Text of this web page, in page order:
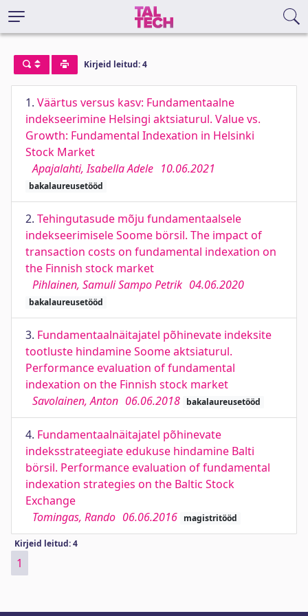
Kirjeid leitud: 4
1. Väärtus versus kasv: Fundamentaalne
indekseerimine Helsingi aktsiaturul. Value vs.
Growth: Fundamental Indexation in Helsinki
Stock Market
Apajalahti, Isabella Adele 10.06.2021
bakalaureusetööd
2. Tehingutasude mõju fundamentaalsele
indekseerimisele Soome börsil. The impact of
transaction costs on fundamental indexation on
the Finnish stock market
Pihlainen, Samuli Sampo Petrik 04.06.2020
bakalaureusetööd
3. Fundamentaalnäitajatel põhinevate indeksite
tootluste hindamine Soome aktsiaturul.
Performance evaluation of fundamental
indexation on the Finnish stock market
Savolainen, Anton 06.06.2018 bakalaureusetööd
4. Fundamentaalnäitajatel põhinevate
indeksstrateegiate edukuse hindamine Balti
börsil. Performance evaluation of fundamental
indexation strategies on the Baltic Stock
Exchange
Tomingas, Rando 06.06.2016 magistritööd
Kirjeid leitud: 4
1